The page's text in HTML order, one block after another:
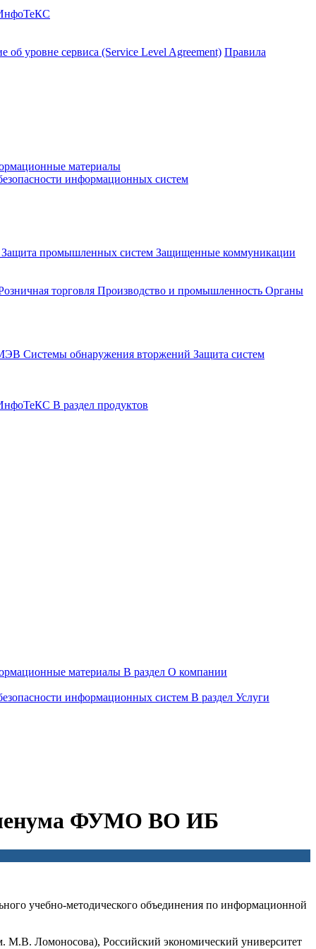
об уровне сервиса (Service Level Agreement) Правила
материалы
информационных систем
Защита промышленных систем Защищенные коммуникации
торговля Производство и промышленность Органы
Системы обнаружения вторжений Защита систем
В раздел продуктов
материалы В раздел О компании
информационных систем В раздел Услуги
ФУМО ВО ИБ
учебно-методического объединения по информационной
Ломоносова), Российский экономический университет